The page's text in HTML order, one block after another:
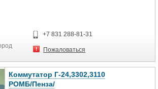
+7 831 288-81-31
Пожаловаться
Коммутатор Г-24,3302,3110
РОМБ/Пенза/